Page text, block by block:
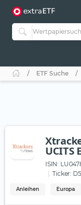
ETF-Guide 2.0
Guide Aktive
ETF-Sparpläne
ETF Suche
UCITS
ISIN:
Ticker:
Anleihen Europa